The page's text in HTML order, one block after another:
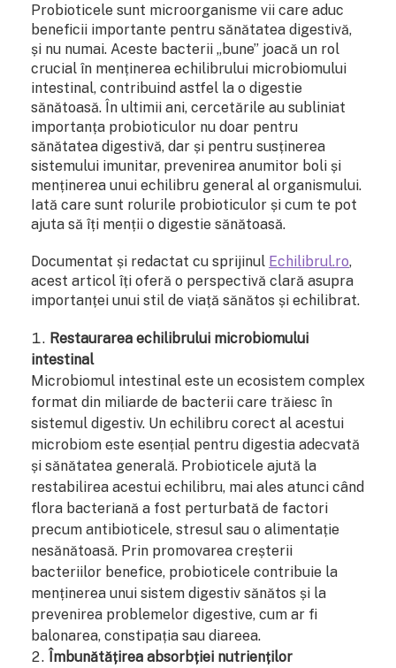
Probioticele sunt microorganisme vii care aduc
beneficii importante pentru sănătatea digestivă,
și nu numai. Aceste bacterii „bune” joacă un rol
crucial în menținerea echilibrului microbiomului
intestinal, contribuind astfel la o digestie
sănătoasă. În ultimii ani, cercetările au subliniat
importanța probioticulor nu doar pentru
sănătatea digestivă, dar și pentru susținerea
sistemului imunitar, prevenirea anumitor boli și
menținerea unui echilibru general al organismului.
Iată care sunt rolurile probioticulor și cum te pot
ajuta să îți menții o digestie sănătoasă.
Documentat și redactat cu sprijinul Echilibrul.ro,
acest articol îți oferă o perspectivă clară asupra
importanței unui stil de viață sănătos și echilibrat.
Restaurarea echilibrului microbiomului
intestinal
Microbiomul intestinal este un ecosistem complex
format din miliarde de bacterii care trăiesc în
sistemul digestiv. Un echilibru corect al acestui
microbiom este esențial pentru digestia adecvată
și sănătatea generală. Probioticele ajută la
restabilirea acestui echilibru, mai ales atunci când
flora bacteriană a fost perturbată de factori
precum antibioticele, stresul sau o alimentație
nesănătoasă. Prin promovarea creșterii
bacteriilor benefice, probioticele contribuie la
menținerea unui sistem digestiv sănătos și la
prevenirea problemelor digestive, cum ar fi
balonarea, constipația sau diareea.
Îmbunătățirea absorbției nutrienților